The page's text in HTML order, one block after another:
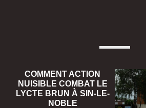
COMMENT ACTION
NUISIBLE COMBAT LE
LYCTE BRUN À SIN-LE-
NOBLE